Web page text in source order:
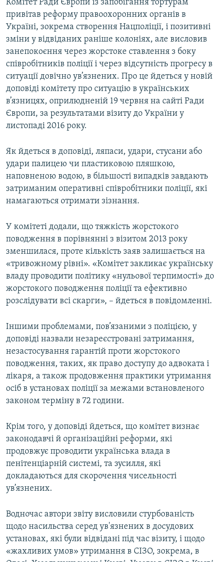
Усі сайти RFE/RL
Комітет Ради Європи із запобігання тортурам
привітав реформу правоохоронних органів в
Україні, зокрема створення Нацполіції, і позитивні
зміни у відвіданих раніше колоніях, але висловив
занепокоєння через жорстоке ставлення з боку
співробітників поліції і через відсутність прогресу в
ситуації довічно ув’язнених. Про це йдеться у новій
доповіді комітету про ситуацію в українських
в’язницях, оприлюдненій 19 червня на сайті Ради
Європи, за результатами візиту до України у
листопаді 2016 року.
Як йдеться в доповіді, ляпаси, удари, стусани або
удари палицею чи пластиковою пляшкою,
наповненою водою, в більшості випадків завдають
затриманим оперативні співробітники поліції, які
намагаються отримати зізнання.
У комітеті додали, що тяжкість жорстокого
поводження в порівнянні з візитом 2013 року
зменшилася, проте кількість заяв залишається на
«тривожному рівні». «Комітет закликає українську
владу проводити політику «нульової терпимості» до
жорстокого поводження поліції та ефективно
розслідувати всі скарги», – йдеться в повідомленні.
Іншими проблемами, пов’язаними з поліцією, у
доповіді назвали незареєстровані затримання,
незастосування гарантій проти жорстокого
поводження, таких, як право доступу до адвоката і
лікаря, а також продовження практики утримання
осіб в установах поліції за межами встановленого
законом терміну в 72 години.
Крім того, у доповіді йдеться, що комітет визнає
законодавчі й організаційні реформи, які
продовжує проводити українська влада в
пенітенціарній системі, та зусилля, які
докладаються для скорочення чисельності
ув’язнених.
Водночас автори звіту висловили стурбованість
щодо насильства серед ув'язнених в досудових
установах, які були відвідані під час візиту, і щодо
«жахливих умов» утримання в СІЗО, зокрема, в